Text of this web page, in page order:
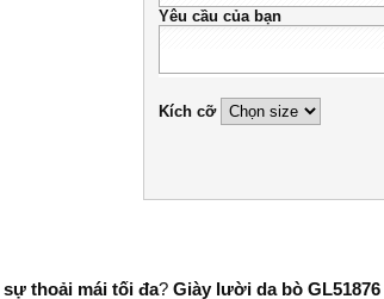
Yêu cầu của bạn
Kích cỡ
sự thoải mái tối đa? Giày lười da bò GL51876